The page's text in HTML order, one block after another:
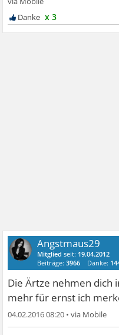
x 3
Angstmaus29
Mitglied seit: 19.04.2012
Beiträge:3966 Danke:
Die Ärtze nehmen dich
mehr für ernst ich
04.02.2016 08:20 •